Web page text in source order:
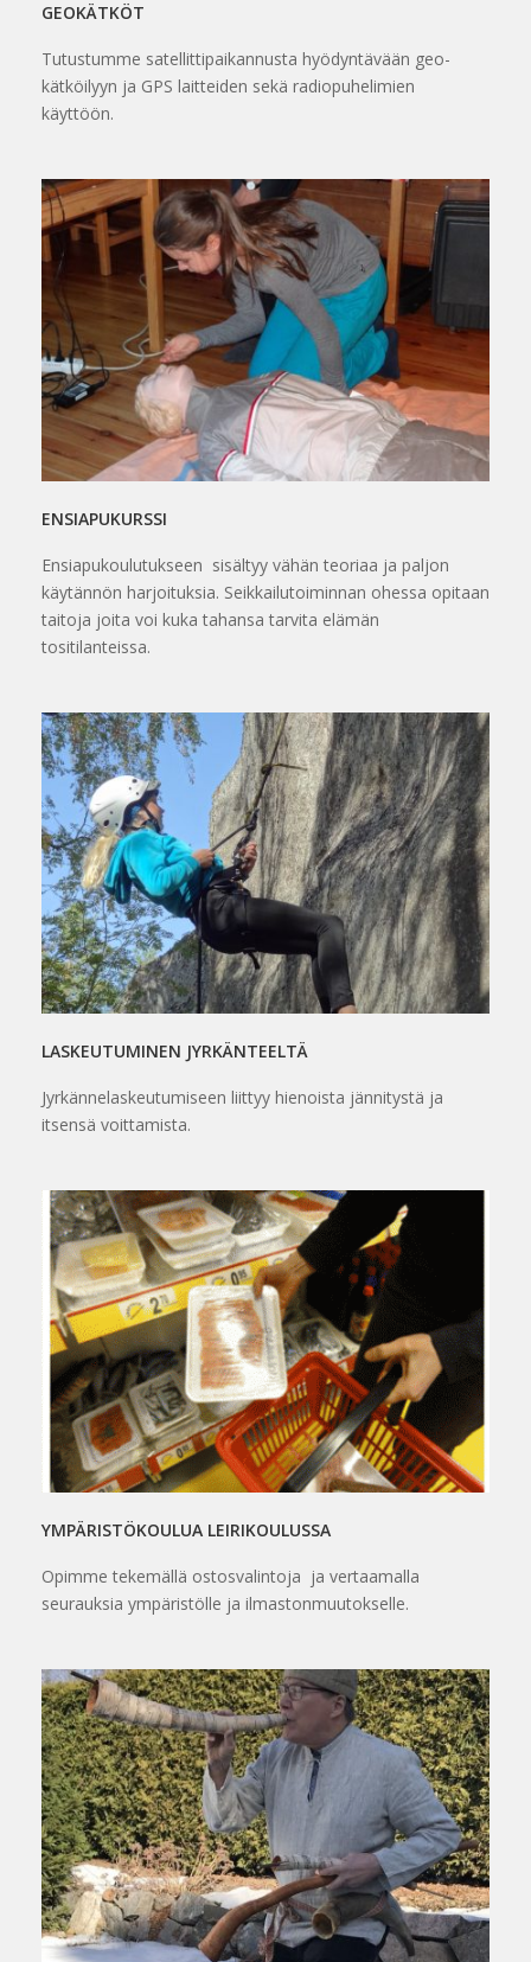
GEOKÄTKÖT
Tutustumme satellittipaikannusta hyödyntävään geo-
kätköilyyn ja GPS laitteiden sekä radiopuhelimien
käyttöön.
ENSIAPUKURSSI
Ensiapukoulutukseen sisältyy vähän teoriaa ja paljon
käytännön harjoituksia. Seikkailutoiminnan ohessa opitaan
taitoja joita voi kuka tahansa tarvita elämän
tositilanteissa.
LASKEUTUMINEN JYRKÄNTEELTÄ
Jyrkännelaskeutumiseen liittyy hienoista jännitystä ja
itsensä voittamista.
YMPÄRISTÖKOULUA LEIRIKOULUSSA
Opimme tekemällä ostosvalintoja ja vertaamalla
seurauksia ympäristölle ja ilmastonmuutokselle.